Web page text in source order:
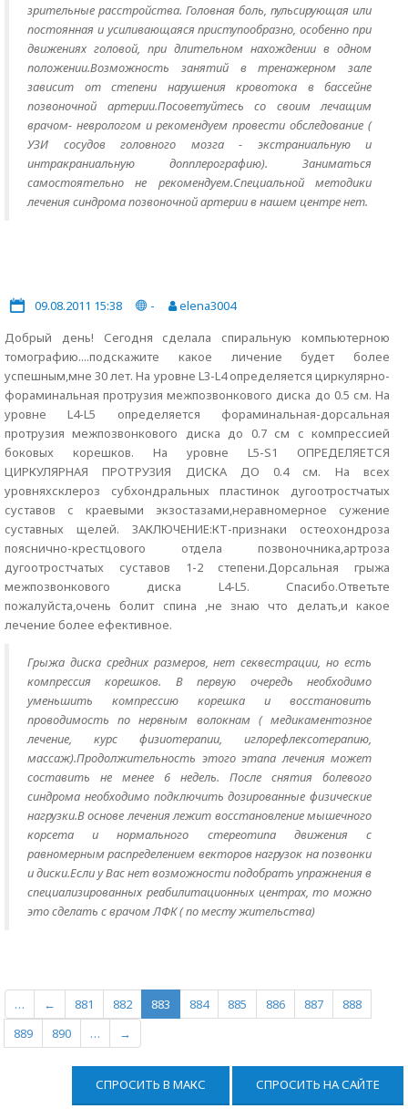
зрительные расстройства. Головная боль, пульсирующая или
постоянная и усиливающаяся приступообразно, особенно при
движениях головой, при длительном нахождении в одном
положении.Возможность занятий в тренажерном зале
зависит от степени нарушения кровотока в бассейне
позвоночной артерии.Посоветуйтесь со своим лечащим
врачом- неврологом и рекомендуем провести обследование (
УЗИ сосудов головного мозга - экстраниальную и
интракраниальную допплерографию). Заниматься
самостоятельно не рекомендуем.Специальной методики
лечения синдрома позвоночной артерии в нашем центре нет.
09.08.2011 15:38 -
elena3004
Добрый день! Сегодня сделала спиральную компьютерною
томографию....подскажите какое личение будет более
успешным,мне 30 лет. На уровне L3-L4 определяется циркулярно-
фораминальная протрузия межпозвонкового диска до 0.5 см. На
уровне L4-L5 определяется фораминальная-дорсальная
протрузия межпозвонкового диска до 0.7 см с компрессией
боковых корешков. На уровне L5-S1 ОПРЕДЕЛЯЕТСЯ
ЦИРКУЛЯРНАЯ ПРОТРУЗИЯ ДИСКА ДО 0.4 см. На всех
уровняхсклероз субхондральных пластинок дугоотростчатых
суставов с краевыми экзостазами,неравномерное сужение
суставных щелей. ЗАКЛЮЧЕНИЕ:КТ-признаки остеохондроза
пояснично-крестцового отдела позвоночника,артроза
дугоотростчатых суставов 1-2 степени.Дорсальная грыжа
межпозвонкового диска L4-L5. Спасибо.Ответьте
пожалуйста,очень болит спина ,не знаю что делать,и какое
лечение более ефективное.
Грыжа диска средних размеров, нет секвестрации, но есть
компрессия корешков. В первую очередь необходимо
уменьшить компрессию корешка и восстановить
проводимость по нервным волокнам ( медикаментозное
лечение, курс физиотерапии, иглорефлексотерапию,
массаж).Продолжительность этого этапа лечения может
составить не менее 6 недель. После снятия болевого
синдрома необходимо подключить дозированные физические
нагрузки.В основе лечения лежит восстановление мышечного
корсета и нормального стереотипа движения с
равномерным распределением векторов нагрузок на позвонки
и диски.Если у Вас нет возможности подобрать упражнения в
специализированных реабилитационных центрах, то можно
это сделать с врачом ЛФК ( по месту жительства)
… ← 881 882 883 884 885 886 887
888
889
890 … →
СПРОСИТЬ В МАКС СПРОСИТЬ НА САЙТЕ